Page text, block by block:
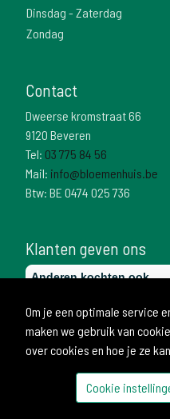
Dinsdag - Zaterdag
Zondag
Contact
Dweerse kromstraat 66
9120 Beveren
Tel: 03 775 84 56
Mail: info@bloemenhuis.be
Btw: BE 0474 025 736
Klanten geven ons
Om je een optimale service
maken we gebruik van
over cookies en hoe je ze
Cookie